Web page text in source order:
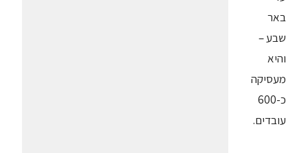
באר
שבע –
והיא
מעסיקה
כ-600
עובדים.